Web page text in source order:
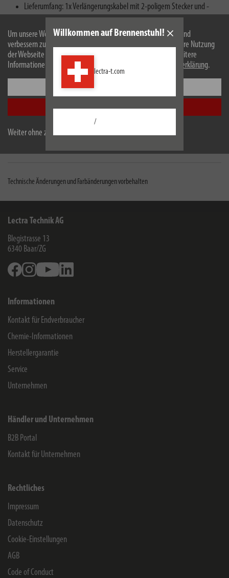
Um unsere Webseite für Sie optimal zu gestalten und fortlaufend
verbessern zu können, verwenden wir Cookies. Durch die weitere Nutzung
der Webseite stimmen Sie der Verwendung von Cookies zu. Weitere
Informationen zu Cookies erhalten Sie in unserer
Datenschutzerklärung.
Alle akzeptieren
Weiter ohne zu akzeptieren
Willkommen auf Brennenstuhl!
lectra-t.com
/
Lieferumfang: 1x Verlängerungskabel mit 2-poligem Stecker und -
Kupplung in der Farbe schwarz- In bester Qualität von brennenstuhl®
Beschreibung
Downloads
Technische Änderungen und Farbänderungen vorbehalten
Lectra Technik AG
Blegistrasse 13
6340 Baar/ZG
FacebookInstagramYoutube
Informationen
Kontakt für Endverbraucher
Chemie-Informationen
Herstellergarantie
Service
Unternehmen
Händler und Unternehmen
B2B Portal
Kontakt für Unternehmen
Rechtliches
Impressum
Datenschutz
Cookie-Einstellungen
AGB
Code of Conduct